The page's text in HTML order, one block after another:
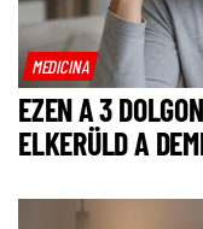
MEDICINA
EZEN A 3
ELKERÜLD A